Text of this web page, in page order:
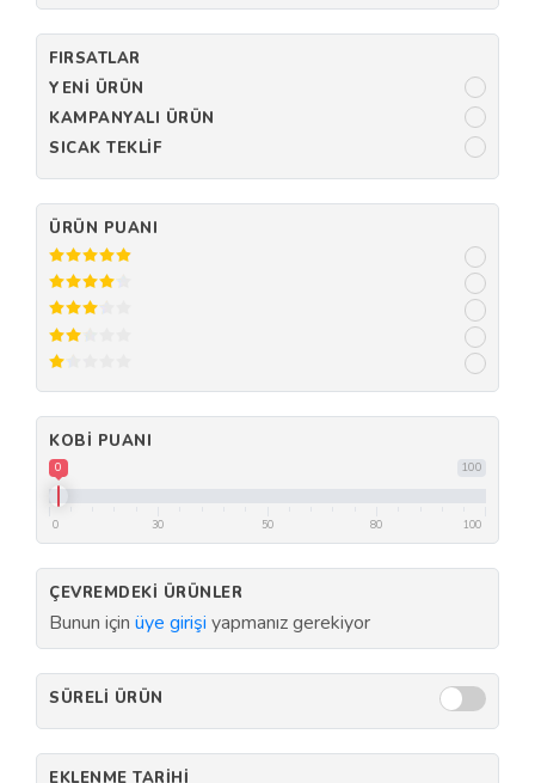
FIRSATLAR
YENI ÜRÜN
KAMPANYALI ÜRÜN
SICAK TEKLIF
ÜRÜN PUANI
KOBI PUANI
100
0
0 30 50 80 100
ÇEVREMDEKI ÜRÜNLER
Bunun için üye girişi yapmanız gerekiyor
SÜRELI ÜRÜN
EKLENME TARIHI